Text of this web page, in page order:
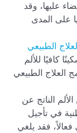
عليها، وقد
على المدى
العلاج الطبيعي
كافيًا للألم
العلاج الطبيعي
الناتج عن
في تأجيل
فعالاً، فقد يلغي